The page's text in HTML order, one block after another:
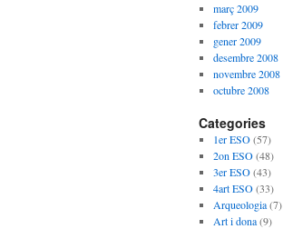
març 2009
febrer 2009
gener 2009
desembre 2008
novembre 2008
octubre 2008
Categories
1er ESO(57)
2on ESO(48)
3er ESO(43)
4art ESO(33)
Arqueologia(7)
Art i dona(9)